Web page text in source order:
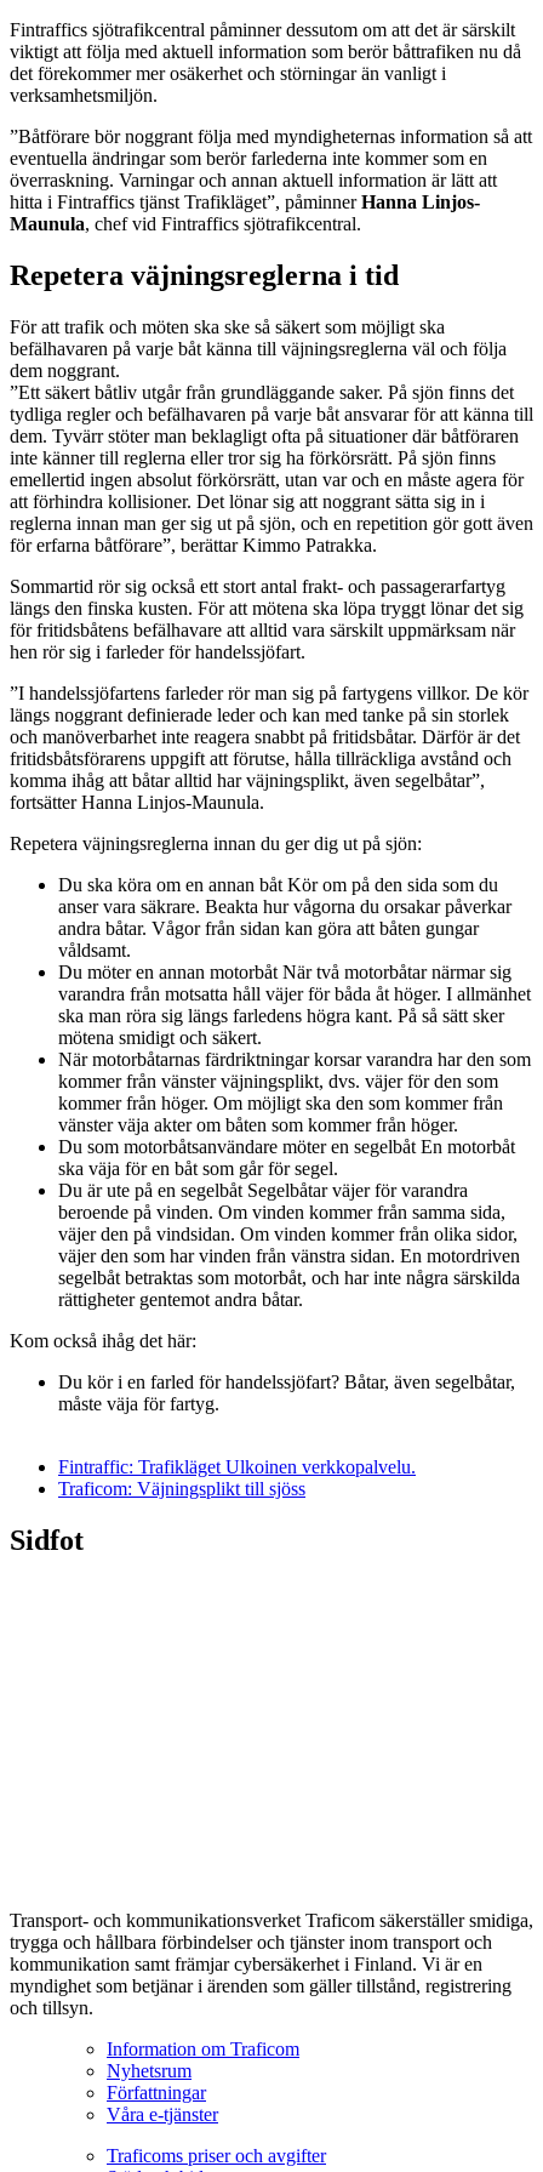
Fintraffics sjötrafikcentral påminner dessutom om att det är särskilt
viktigt att följa med aktuell information som berör båttrafiken nu då
det förekommer mer osäkerhet och störningar än vanligt i
verksamhetsmiljön.
”Båtförare bör noggrant följa med myndigheternas information så att
eventuella ändringar som berör farlederna inte kommer som en
överraskning. Varningar och annan aktuell information är lätt att
hitta i Fintraffics tjänst Trafikläget”, påminnerHanna Linjos-
Maunula, chef vid Fintraffics sjötrafikcentral.
Repetera väjningsreglerna i tid
För att trafik och möten ska ske så säkert som möjligt ska
befälhavaren på varje båt känna till väjningsreglerna väl och följa
dem noggrant.
”Ett säkert båtliv utgår från grundläggande saker. På sjön finns det
tydliga regler och befälhavaren på varje båt ansvarar för att känna till
dem. Tyvärr stöter man beklagligt ofta på situationer där båtföraren
inte känner till reglerna eller tror sig ha förkörsrätt. På sjön finns
emellertid ingen absolut förkörsrätt, utan var och en måste agera för
att förhindra kollisioner. Det lönar sig att noggrant sätta sig in i
reglerna innan man ger sig ut på sjön, och en repetition gör gott även
för erfarna båtförare”, berättar Kimmo Patrakka.
Sommartid rör sig också ett stort antal frakt- och passagerarfartyg
längs den finska kusten. För att mötena ska löpa tryggt lönar det sig
för fritidsbåtens befälhavare att alltid vara särskilt uppmärksam när
hen rör sig i farleder för handelssjöfart.
”I handelssjöfartens farleder rör man sig på fartygens villkor. De kör
längs noggrant definierade leder och kan med tanke på sin storlek
och manöverbarhet inte reagera snabbt på fritidsbåtar. Därför är det
fritidsbåtsförarens uppgift att förutse, hålla tillräckliga avstånd och
komma ihåg att båtar alltid har väjningsplikt, även segelbåtar”,
fortsätter Hanna Linjos-Maunula.
Repetera väjningsreglerna innan du ger dig ut på sjön:
Du ska köra om en annan båt Kör om på den sida som du
anser vara säkrare. Beakta hur vågorna du orsakar påverkar
andra båtar. Vågor från sidan kan göra att båten gungar
våldsamt.
Du möter en annan motorbåt När två motorbåtar närmar sig
varandra från motsatta håll väjer för båda åt höger. I allmänhet
ska man röra sig längs farledens högra kant. På så sätt sker
mötena smidigt och säkert.
När motorbåtarnas färdriktningar korsar varandra har den som
kommer från vänster väjningsplikt, dvs. väjer för den som
kommer från höger. Om möjligt ska den som kommer från
vänster väja akter om båten som kommer från höger.
Du som motorbåtsanvändare möter en segelbåt En motorbåt
ska väja för en båt som går för segel.
Du är ute på en segelbåt Segelbåtar väjer för varandra
beroende på vinden. Om vinden kommer från samma sida,
väjer den på vindsidan. Om vinden kommer från olika sidor,
väjer den som har vinden från vänstra sidan. En motordriven
segelbåt betraktas som motorbåt, och har inte några särskilda
rättigheter gentemot andra båtar.
Kom också ihåg det här:
Du kör i en farled för handelssjöfart? Båtar, även segelbåtar,
måste väja för fartyg.
Fintraffic: Trafikläget Ulkoinen verkkopalvelu.
Traficom: Väjningsplikt till sjöss
Sidfot
Transport- och kommunikationsverket Traficom säkerställer smidiga,
trygga och hållbara förbindelser och tjänster inom transport och
kommunikation samt främjar cybersäkerhet i Finland. Vi är en
myndighet som betjänar i ärenden som gäller tillstånd, registrering
och tillsyn.
Information om Traficom
Nyhetsrum
Författningar
Våra e-tjänster
Traficoms priser och avgifter